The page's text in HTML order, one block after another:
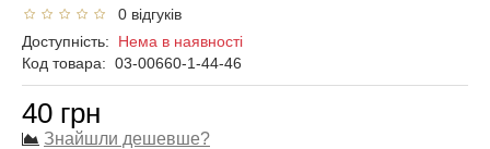
0 відгуків
Доступність: Нема в наявності
Код товара: 03-00660-1-44-46
40 грн
Знайшли дешевше?